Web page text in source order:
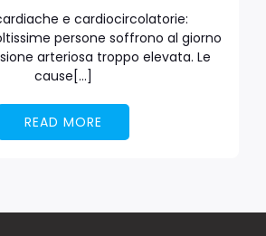
e cardiocircolatorie:
persone soffrono al giorno
arteriosa troppo elevata. Le
cause[…]
READ MORE